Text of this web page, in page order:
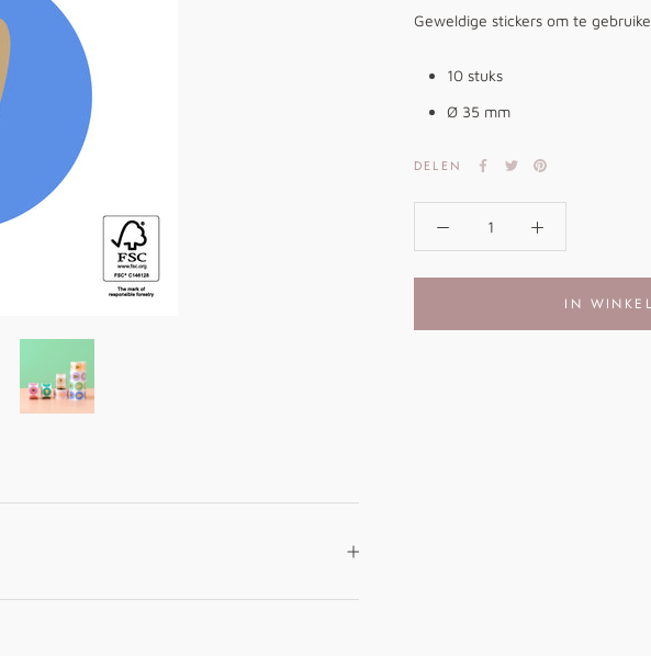
Geweldige stickers om te
10 stuks
Ø 35 mm
DELEN
IN